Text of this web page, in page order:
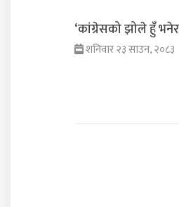
‘कांग्रेसको झोले हुँ भनेर
शनिवार २३ साउन, २०८३